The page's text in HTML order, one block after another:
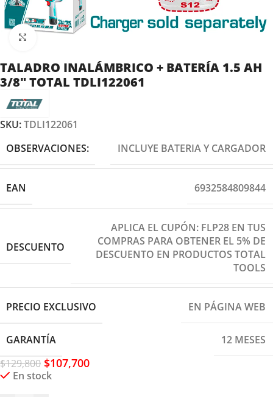
Clic para ampliar
TALADRO INALÁMBRICO + BATERÍA 1.5 AH
3/8″ TOTAL TDLI122061
SKU:TDLI122061
OBSERVACIONES:
INCLUYE BATERIA Y CARGADOR
EAN 6932584809844
DESCUENTO
APLICA EL CUPÓN: FLP28 EN TUS
COMPRAS PARA OBTENER EL 5% DE
DESCUENTO EN PRODUCTOS TOTAL
TOOLS
PRECIO EXCLUSIVO EN PÁGINA WEB
GARANTÍA
12 MESES
$129,800 $107,700
En stock